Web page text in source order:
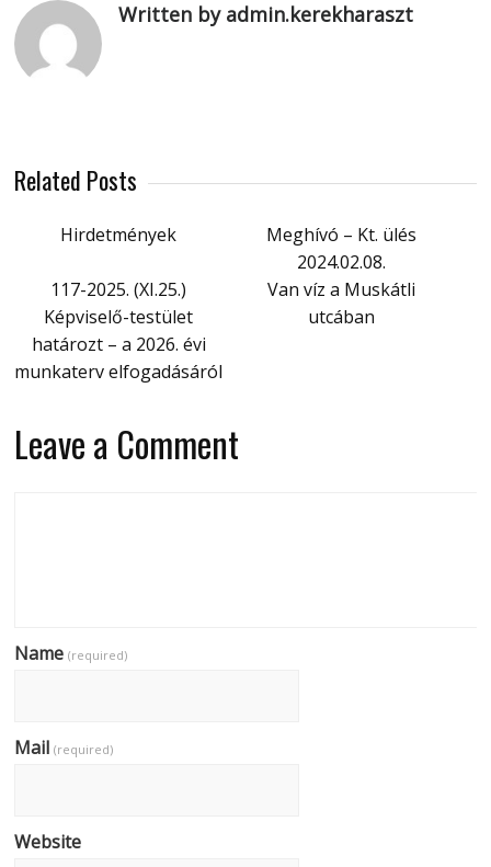
Written by admin.kerekharaszt
Related Posts
Hirdetmények
Meghívó – Kt. ülés
2024.02.08.
117-2025. (XI.25.)
Képviselő-testület
határozt – a 2026. évi
munkaterv elfogadásáról
Van víz a Muskátli
utcában
Leave a Comment
Name(required)
Mail(required)
Website